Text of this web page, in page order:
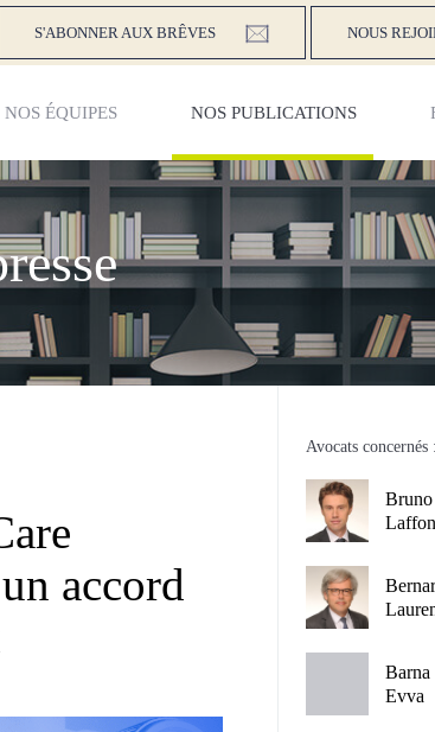
S'ABONNER AUX BRÊVES NOUS
NOS ÉQUIPES NOS PUBLICATIONS
accord
Avocats concernés :
Bruno
Barna
Evva